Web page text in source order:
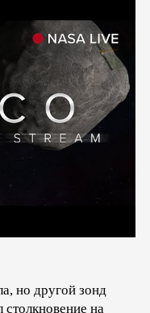
но другой зонд
на